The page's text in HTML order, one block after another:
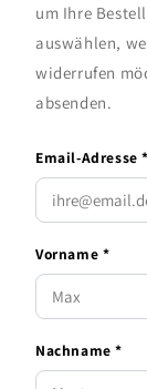
um Ihre
auswählen,
widerrufen
absenden.
Email-Adresse *
Vorname *
Nachname *